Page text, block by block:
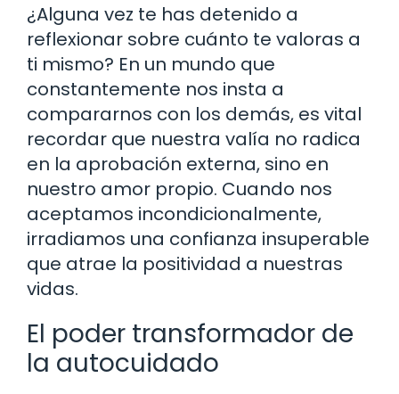
¿Alguna vez te has detenido a
reflexionar sobre cuánto te valoras a
ti mismo? En un mundo que
constantemente nos insta a
compararnos con los demás, es vital
recordar que nuestra valía no radica
en la aprobación externa, sino en
nuestro amor propio. Cuando nos
aceptamos incondicionalmente,
irradiamos una confianza insuperable
que atrae la positividad a nuestras
vidas.
El poder transformador de
la autocuidado